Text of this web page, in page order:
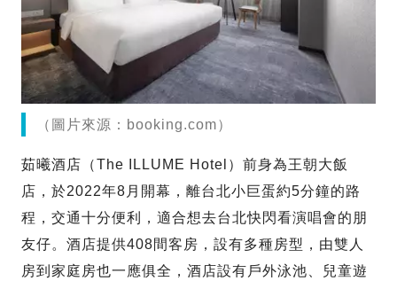
（圖片來源：booking.com）
茹曦酒店（The ILLUME Hotel）前身為王朝大飯
店，於2022年8月開幕，離台北小巨蛋約5分鐘的路
程，交通十分便利，適合想去台北快閃看演唱會的朋
友仔。酒店提供408間客房，設有多種房型，由雙人
房到家庭房也一應俱全，酒店設有戶外泳池、兒童遊